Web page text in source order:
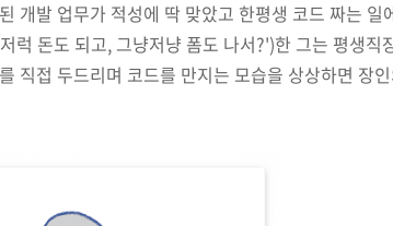
개발 업무가 적성에 딱 맞았고 한평생 코드 짜는 일
돈도 되고, 그냥저냥 폼도 나서?')한 그는 평생직
직접 두드리며 코드를 만지는 모습을 상상하면 장